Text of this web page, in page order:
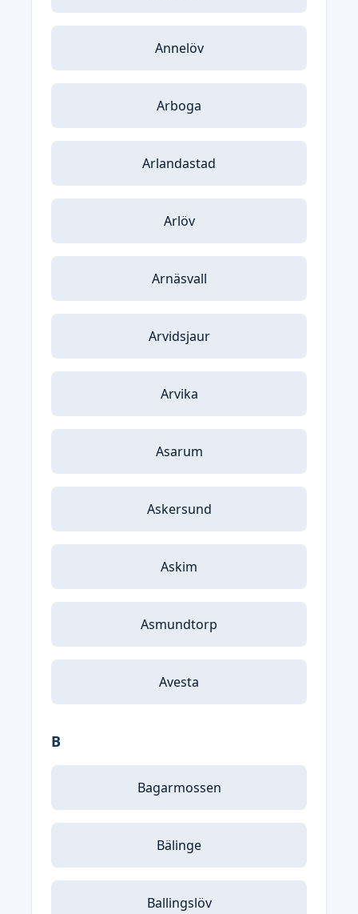
Annelöv
Arboga
Arlandastad
Arlöv
Arnäsvall
Arvidsjaur
Arvika
Asarum
Askersund
Askim
Asmundtorp
Avesta
B
Bagarmossen
Bälinge
Ballingslöv